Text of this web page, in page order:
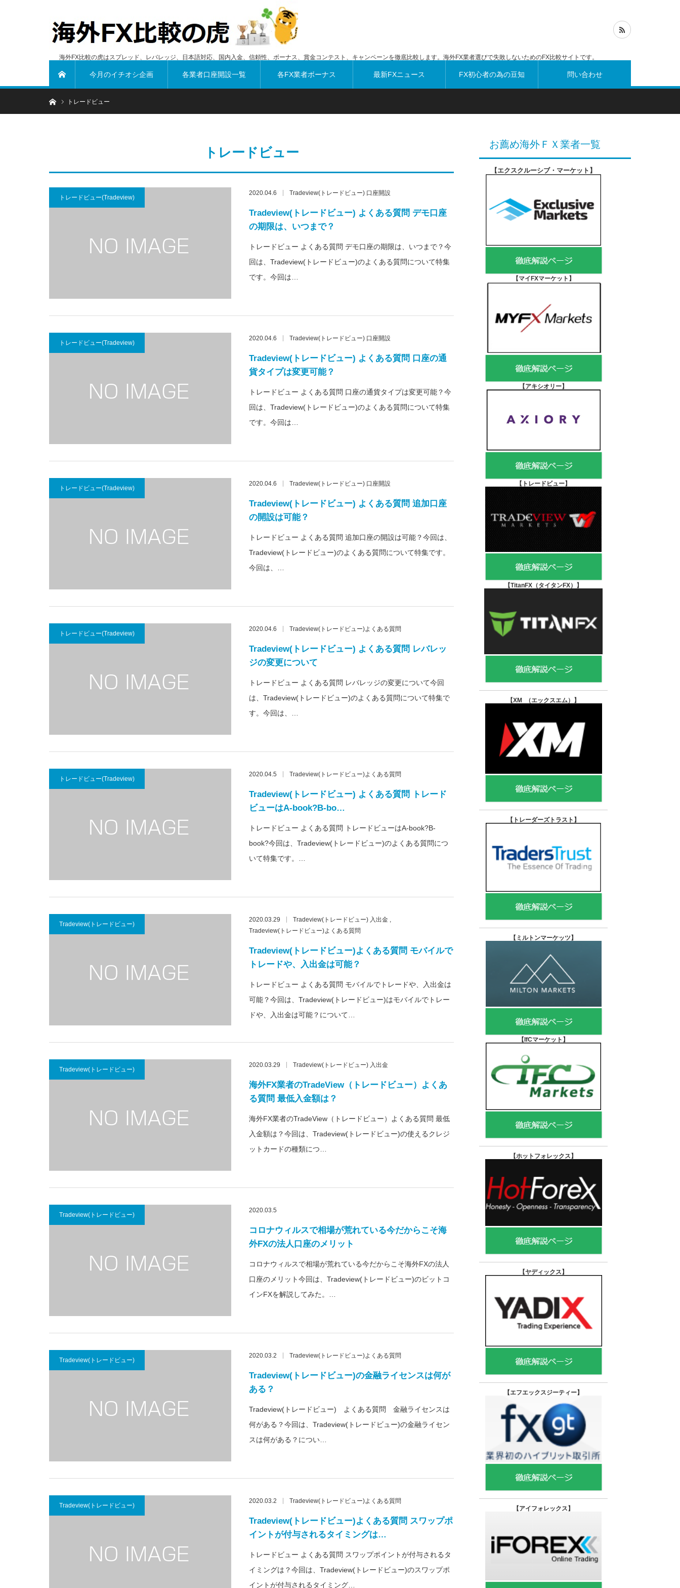
海外FX比較の虎はスプレッド、レバレッジ、日本語対応、国内入金、信頼性、ボーナス、賞金コンテスト、キャンペーンを徹底比較します。海外FX業者選びで失敗しないためのFX比較サイトです。
今月のイチオシ企画 各業者口座開設一覧 各FX業者ボーナス 最新FXニュース FX初心者の為の豆知 問い合わせ
ホームトレードビュー
トレードビュー
トレードビュー(Tradeview)
2020.04.6 Tradeview(トレードビュー) 口座開設
Tradeview(トレードビュー) よくある質問 デモ口座
の期限は、いつまで？
トレードビュー よくある質問 デモ口座の期限は、いつまで？今
回は、Tradeview(トレードビュー)のよくある質問について特集
です。今回は…
トレードビュー(Tradeview)
2020.04.6 Tradeview(トレードビュー) 口座開設
Tradeview(トレードビュー) よくある質問 口座の通
貨タイプは変更可能？
トレードビュー よくある質問 口座の通貨タイプは変更可能？今
回は、Tradeview(トレードビュー)のよくある質問について特集
です。今回は…
トレードビュー(Tradeview)
2020.04.6 Tradeview(トレードビュー) 口座開設
Tradeview(トレードビュー) よくある質問 追加口座
の開設は可能？
トレードビュー よくある質問 追加口座の開設は可能？今回は、
Tradeview(トレードビュー)のよくある質問について特集です。
今回は、…
トレードビュー(Tradeview)
2020.04.6 Tradeview(トレードビュー)よくある質問
Tradeview(トレードビュー) よくある質問 レバレッ
ジの変更について
トレードビュー よくある質問 レバレッジの変更について今回
は、Tradeview(トレードビュー)のよくある質問について特集で
す。今回は、…
トレードビュー(Tradeview)
2020.04.5 Tradeview(トレードビュー)よくある質問
Tradeview(トレードビュー) よくある質問 トレード
ビューはA-book?B-bo…
トレードビュー よくある質問 トレードビューはA-book?B-
book?今回は、Tradeview(トレードビュー)のよくある質問につ
いて特集です。…
Tradeview(トレードビュー)
2020.03.29
Tradeview(トレードビュー) 入出金
Tradeview(トレードビュー)よくある質問
Tradeview(トレードビュー)よくある質問 モバイルで
トレードや、入出金は可能？
トレードビュー よくある質問 モバイルでトレードや、入出金は
可能？今回は、Tradeview(トレードビュー)はモバイルでトレー
ドや、入出金は可能？について…
Tradeview(トレードビュー)
2020.03.29 Tradeview(トレードビュー) 入出金
海外FX業者のTradeView（トレードビュー）よくあ
る質問 最低入金額は？
海外FX業者のTradeView（トレードビュー）よくある質問 最低
入金額は？今回は、Tradeview(トレードビュー)の使えるクレジ
ットカードの種類につ…
Tradeview(トレードビュー)
2020.03.5
コロナウィルスで相場が荒れている今だからこそ海
外FXの法人口座のメリット
コロナウィルスで相場が荒れている今だからこそ海外FXの法人
口座のメリット今回は、Tradeview(トレードビュー)のビットコ
インFXを解説してみた。…
Tradeview(トレードビュー)
2020.03.2 Tradeview(トレードビュー)よくある質問
Tradeview(トレードビュー)の金融ライセンスは何が
ある？
Tradeview(トレードビュー) よくある質問 金融ライセンスは
何がある？今回は、Tradeview(トレードビュー)の金融ライセン
スは何がある？につい…
Tradeview(トレードビュー)
2020.03.2 Tradeview(トレードビュー)よくある質問
Tradeview(トレードビュー)よくある質問 スワップポ
イントが付与されるタイミングは…
トレードビュー よくある質問 スワップポイントが付与されるタ
イミングは？今回は、Tradeview(トレードビュー)のスワップポ
イントが付与されるタイミング…
お薦め海外ＦＸ業者一覧
【エクスクルーシブ・マーケット 】
【マイFXマーケット 】
【アキシオリー】
【 トレードビュー】
【TitanFX（タイタンFX） 】
【XM （エックスエム） 】
【トレーダーズトラスト 】
【 ミルトンマーケッツ】
【IfCマーケット 】
【ホットフォレックス 】
【ヤディックス 】
【エフエックスジーティー】
【アイフォレックス】